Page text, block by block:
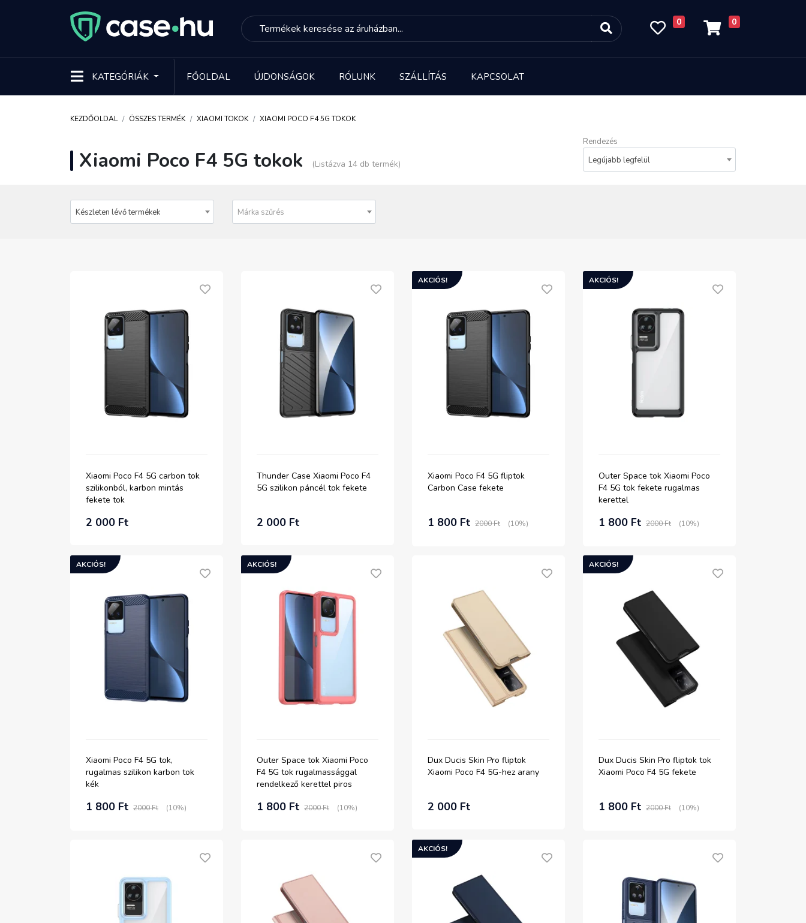
0 0
KATEGÓRIÁK FŐOLDAL ÚJDONSÁGOK RÓLUNK SZÁLLÍTÁS KAPCSOLAT
KEZDŐOLDAL ÖSSZES TERMÉK XIAOMI TOKOK XIAOMI POCO F4 5G TOKOK
Xiaomi Poco F4 5G tokok (Listázva 14 db termék)
Rendezés
Legújabb legfelül
Készleten lévő termékek Márka szűrés
Xiaomi Poco F4 5G carbon tok
szilikonból, karbon mintás
fekete tok
2 000 Ft
Thunder Case Xiaomi Poco F4
5G szilikon páncél tok fekete
2 000 Ft
AKCIÓS!
Xiaomi Poco F4 5G fliptok
Carbon Case fekete
1 800 Ft 2000 Ft (10%)
AKCIÓS!
Outer Space tok Xiaomi Poco
F4 5G tok fekete rugalmas
kerettel
1 800 Ft 2000 Ft (10%)
AKCIÓS!
Xiaomi Poco F4 5G tok,
rugalmas szilikon karbon tok
kék
1 800 Ft 2000 Ft (10%)
AKCIÓS!
Outer Space tok Xiaomi Poco
F4 5G tok rugalmassággal
rendelkező kerettel piros
1 800 Ft 2000 Ft (10%)
Dux Ducis Skin Pro fliptok
Xiaomi Poco F4 5G-hez arany
2 000 Ft
AKCIÓS!
Dux Ducis Skin Pro fliptok tok
Xiaomi Poco F4 5G fekete
1 800 Ft 2000 Ft (10%)
AKCIÓS!